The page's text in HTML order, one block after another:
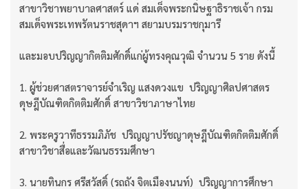
สาขาวิชาพยาบาลศาสตร์ แด่ สมเด็จพระกนิษฐาธิราชเจ้า กรม
สมเด็จพระเทพรัตนราชสุดาฯ สยามบรมราชกุมารี
และมอบปริญญากิตติมศักดิ์แก่ผู้ทรงคุณวุฒิ จำนวน 5 ราย ดังนี้
1. ผู้ช่วยศาสตราจารย์จำเริญ แสงดวงแข ปริญญาศิลปศาสตร
ดุษฎีบัณฑิตกิตติมศักดิ์ สาขาวิชาภาษาไทย
2. พระครูวาทีธรรมภิภัช ปริญญาปรัชญาดุษฎีบัณฑิตกิตติมศักดิ์
สาขาวิชาสื่อและวัฒนธรรมศึกษา
3. นายทินกร ศรีสวัสดิ์ (รถถัง จิตเมืองนนท์) ปริญญาการศึกษา